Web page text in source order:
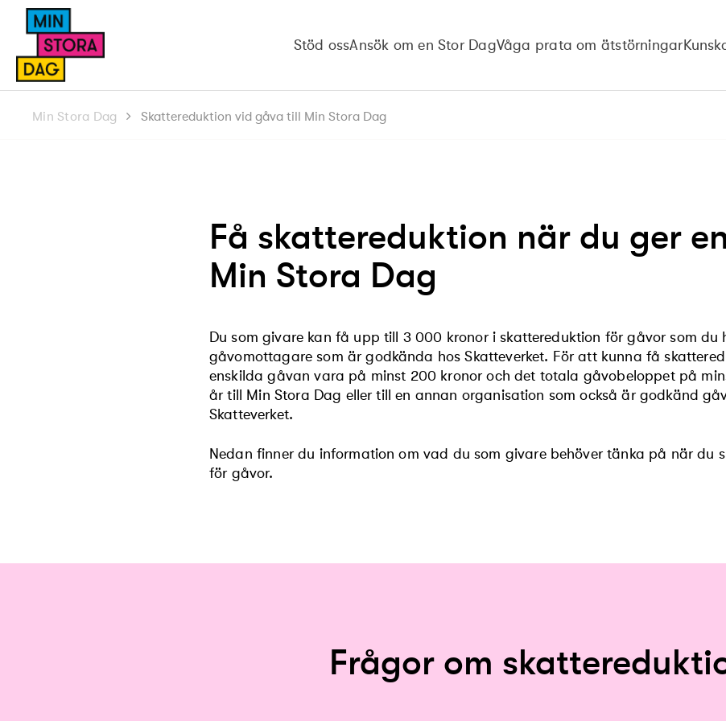
Stöd ossAnsök om en Stor DagVåga prata om ätstörningar
Min Stora Dag Skattereduktion vid gåva till Min Stora Dag
Få skattereduktion när du ger
Min Stora Dag
Du som givare kan få upp till 3 000 kronor i skattereduktion för gåvor som du
gåvomottagare som är godkända hos Skatteverket. För att kunna få
enskilda gåvan vara på minst 200 kronor och det totala gåvobeloppet på
år till Min Stora Dag eller till en annan organisation som också är godkänd
Skatteverket.
Nedan finner du information om vad du som givare behöver tänka på när du
för gåvor.
Frågor om